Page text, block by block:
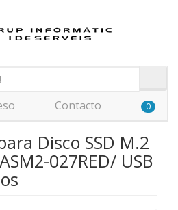
Contacto 0
Disco SSD M.2
027RED/ USB